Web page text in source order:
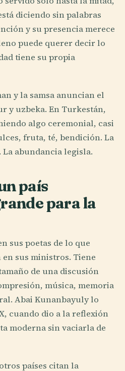
diciendo sin palabras
y su presencia merece
puede querer decir lo
tiene su propia
y la samsa anuncian el
y uzbeka. En Turkestán,
algo ceremonial, casi
fruta, té, bendición. La
abundancia legisla.
país
para la
sus poetas de lo que
sus ministros. Tiene
de una discusión
música, memoria
Abai Kunanbayuly lo
cuando dio a la reflexión
moderna sin vaciarla de
países citan la